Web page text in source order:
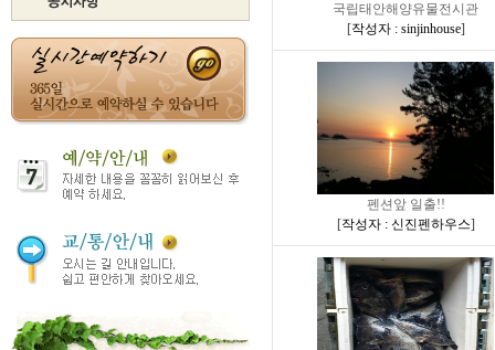
국립태안해양유물전시관
[작성자 : sinjinhouse]
펜션앞 일출!!
[작성자 : 신진펜하우스]